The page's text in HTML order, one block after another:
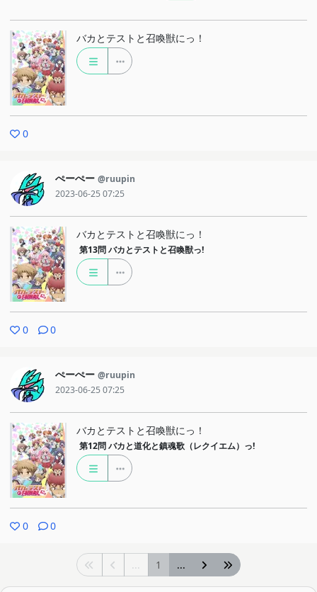
バカとテストと召喚獣にっ！
0
ぺーぺー @ruupin
2023-06-25 07:25
バカとテストと召喚獣にっ！
第13問 バカとテストと召喚獣っ!
0 0
ぺーぺー @ruupin
2023-06-25 07:25
バカとテストと召喚獣にっ！
第12問 バカと道化と鎮魂歌（レクイエム）っ!
0 0
... 1 ...